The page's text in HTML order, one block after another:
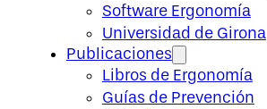
Software Ergonomía
Universidad de Girona
Publicaciones
Libros de Ergonomía
Guías de Prevención